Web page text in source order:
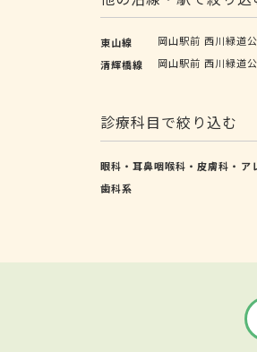
東山線 岡山駅前 西川緑道
清輝橋線
岡山駅前 西川緑道
診療科目で絞り込む
眼科・耳鼻咽喉科・皮膚科・ア
歯科系